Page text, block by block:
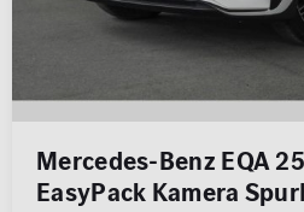
Mercedes-Benz EQA
EasyPack Kamera